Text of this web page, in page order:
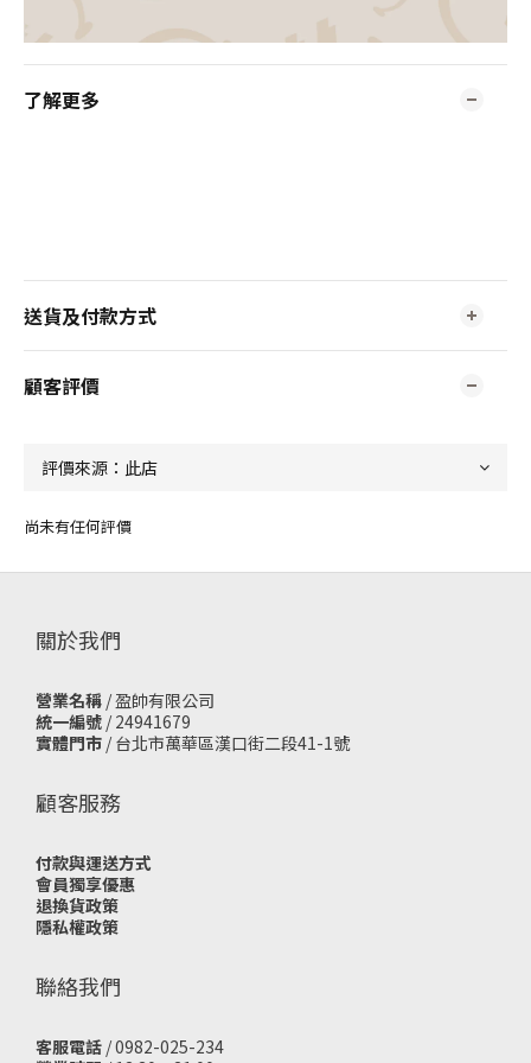
了解更多
送貨及付款方式
顧客評價
尚未有任何評價
關於我們
營業名稱 / 盈帥有限公司
統一編號 / 24941679
實體門市 / 台北市萬華區漢口街二段41-1號
顧客服務
付款與運送方式
會員獨享優惠
退換貨政策
隱私權政策
聯絡我們
客服電話 / 0982-025-234